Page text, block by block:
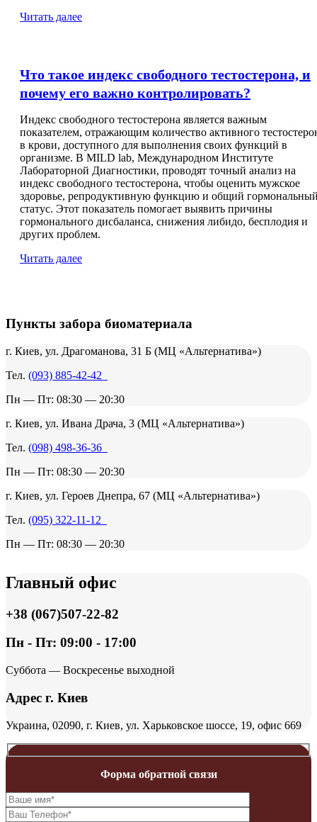
Читать далее
Что такое индекс свободного тестостерона, и
почему его важно контролировать?
Индекс свободного тестостерона является важным
показателем, отражающим количество активного
в крови, доступного для выполнения своих функций в
организме. В MILD lab, Международном Институте
Лабораторной Диагностики, проводят точный анализ на
индекс свободного тестостерона, чтобы оценить мужское
здоровье, репродуктивную функцию и общий
статус. Этот показатель помогает выявить причины
гормонального дисбаланса, снижения либидо, бесплодия и
других проблем.
Читать далее
Пункты забора биоматериала
г. Киев, ул. Драгоманова, 31 Б (МЦ «Альтернатива»)
Тел. (093) 885-42-42
Пн — Пт: 08:30 — 20:30
г. Киев, ул. Ивана Драча, 3 (МЦ «Альтернатива»)
Тел. (098) 498-36-36
Пн — Пт: 08:30 — 20:30
г. Киев, ул. Героев Днепра, 67 (МЦ «Альтернатива»)
Тел. (095) 322-11-12
Пн — Пт: 08:30 — 20:30
Главный офис
+38 (067)507-22-82
Пн - Пт: 09:00 - 17:00
Суббота — Воскресенье выходной
Адрес г. Киев
Украина, 02090, г. Киев, ул. Харьковское шоссе, 19, офис 669
Форма обратной связи